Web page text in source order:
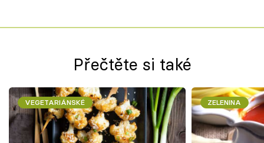
Přečtěte si také
VEGETARIÁNSKÉ ZELENINA